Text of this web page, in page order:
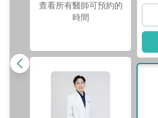
查看所有醫師可預約的
時間